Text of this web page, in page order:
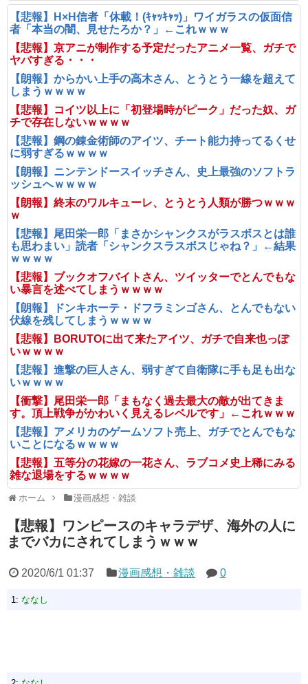
【悲報】H×H信者「休載！(ｷｬｯｷｬｯ)」ワイガラスの仮面信
者「本当の闇、見せたろか？」←これｗｗｗ
【悲報】京アニが制作する予定だったアニメ一覧、ガチで
ヤバすぎる・・・
【朗報】からかい上手の高木さん、とうとう一線を超えて
しまうｗｗｗｗ
【悲報】コイツ以上に「初登場時がピーク」だった奴、ガ
チで存在しないｗｗｗｗ
【悲報】鋼の錬金術師のアイツ、チート能力持ってるくせ
に弱すぎるｗｗｗｗ
【朗報】ニンテンドースイッチさん、史上最強のソフトラ
ッシュへｗｗｗｗ
【朗報】終末のワルキューレ、とうとう人類が勝つｗｗｗ
ｗ
【悲報】尾田栄一郎「まさかシャンクスがラスボスとは誰
も思わまい」読者「シャンクスラスボスじゃね？」←結果
ｗｗｗｗ
【悲報】ブックオフバイトさん、ツイッターでとんでもな
い暴言を述べてしまうｗｗｗｗ
【朗報】ドンキホーテ・ドフラミンゴさん、とんでもない
伏線を残してしまうｗｗｗｗ
【悲報】BORUTOに出て来たアイツ、ガチで自来也っぽ
いｗｗｗｗ
【悲報】進撃の巨人さん、弱すぎて自衛隊に手も足も出な
いｗｗｗｗ
【衝撃】尾田栄一郎「まもなく過去最大の敵が出てきま
す。頂上戦争がかわいく見えるレベルです」←これｗｗｗ
【悲報】アメリカのゲームソフト売上、ガチでとんでもな
いことになるｗｗｗｗ
【悲報】五等分の花嫁の一花さん、ラブコメ史上稀にみる
雑な退場をするｗｗｗｗ
ホーム 漫画感想・雑談
【悲報】ワンピースのキャラデザ、海外の人に
までバカにされてしまうｗｗｗ
2020/6/1 01:37 漫画感想・雑談 0
1: ななし